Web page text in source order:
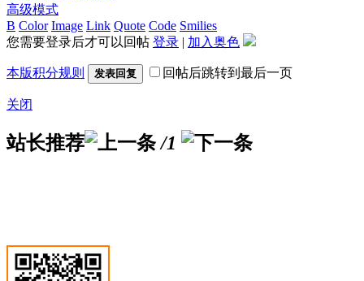
高级模式
B Color Image Link Quote Code Smilies
您需要登录后才可以回帖 登录 | 加入奥色
本版积分规则 发表回复 回帖后跳转到最后一页
关闭
站长推荐 /1